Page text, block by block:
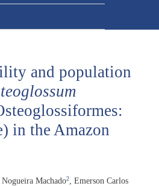
and population
in the Amazon
Machado2
Emerson Carlos